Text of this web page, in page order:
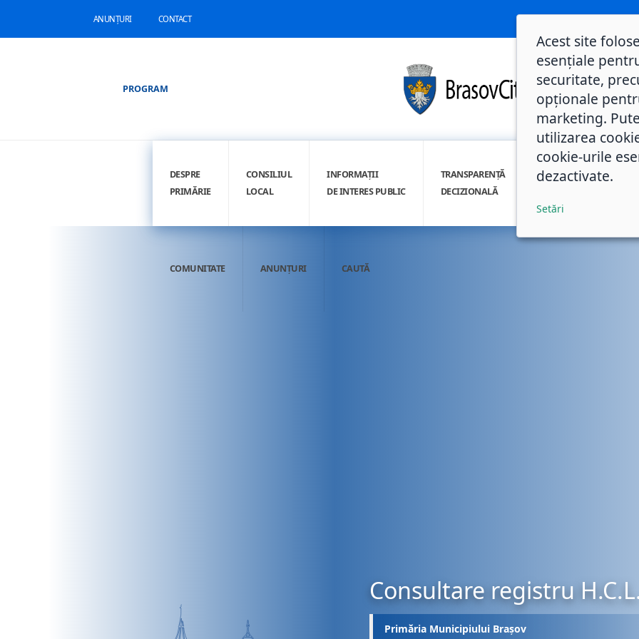
ANUNȚURI CONTACT
PROGRAM
DESPRE
PRIMĂRIE
CONSILIUL
LOCAL
INFORMAȚII
DE INTERES PUBLIC
TRANSPARENȚĂ
DECIZIONALĂ
INTEGRITATE
COMUNITATE ANUNȚURI CAUTĂ
Consultare registru
Primăria Municipiului Brașov
Acest site
esențiale
securitate,
opționale
marketing.
utilizarea
cookie-urile
dezactivate.
Setări